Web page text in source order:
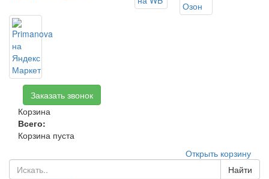
Заказать звонок
Корзина
Всего:
Корзина пуста
Открыть корзину
Найти